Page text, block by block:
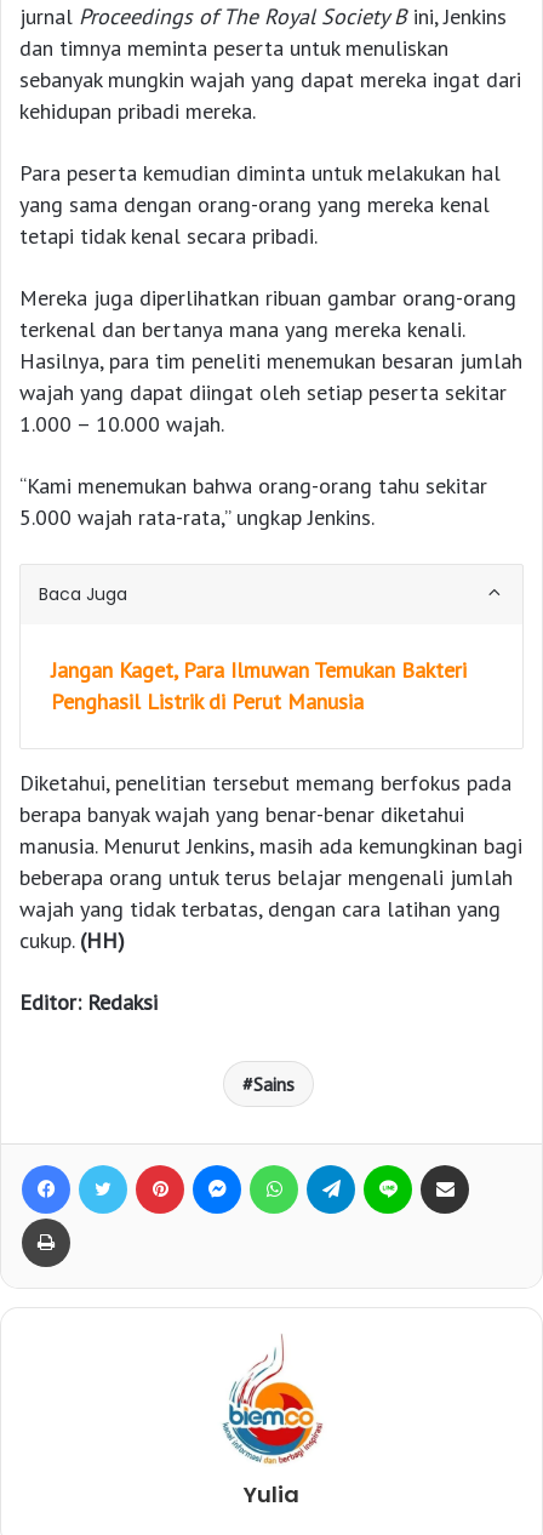
jurnal Proceedings of The Royal Society Bini, Jenkins
dan timnya meminta peserta untuk menuliskan
sebanyak mungkin wajah yang dapat mereka ingat dari
kehidupan pribadi mereka.
Para peserta kemudian diminta untuk melakukan hal
yang sama dengan orang-orang yang mereka kenal
tetapi tidak kenal secara pribadi.
Mereka juga diperlihatkan ribuan gambar orang-orang
terkenal dan bertanya mana yang mereka kenali.
Hasilnya, para tim peneliti menemukan besaran jumlah
wajah yang dapat diingat oleh setiap peserta sekitar
1.000 – 10.000 wajah.
“Kami menemukan bahwa orang-orang tahu sekitar
5.000 wajah rata-rata,” ungkap Jenkins.
Baca Juga
Jangan Kaget, Para Ilmuwan Temukan Bakteri
Penghasil Listrik di Perut Manusia
Diketahui, penelitian tersebut memang berfokus pada
berapa banyak wajah yang benar-benar diketahui
manusia. Menurut Jenkins, masih ada kemungkinan bagi
beberapa orang untuk terus belajar mengenali jumlah
wajah yang tidak terbatas, dengan cara latihan yang
cukup. (HH)
Editor: Redaksi
Sains
Yulia